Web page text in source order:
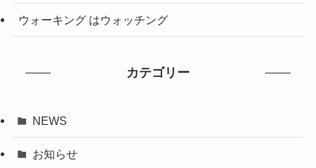
ウォーキング はウォッチング
カテゴリー
NEWS
お知らせ